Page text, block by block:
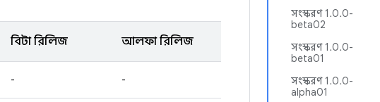
সংস্করণ 1.0.0-
beta02
সংস্করণ 1.0.0-
beta01
সংস্করণ 1.0.0-
alpha01
বিটা রিলিজ আলফা রিলিজ
- -